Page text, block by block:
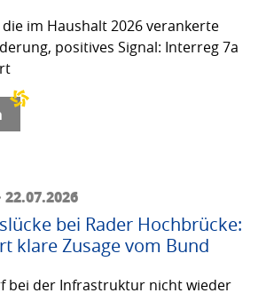
im Haushalt 2026 verankerte
positives Signal: Interreg 7a
bei Rader Hochbrücke:
klare Zusage vom Bund
bei der Infrastruktur nicht wieder